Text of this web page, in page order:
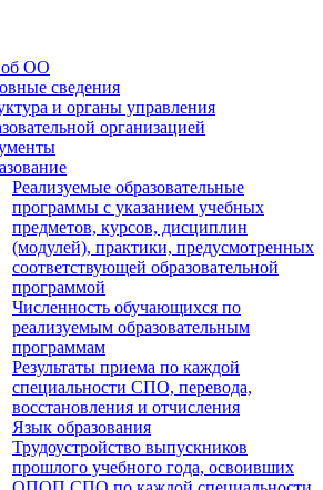
об ОО
сведения
и органы управления
организацией
Реализуемые образовательные
программы с указанием учебных
предметов, курсов, дисциплин
(модулей), практики, предусмотренных
соответствующей образовательной
программой
Численность обучающихся по
реализуемым образовательным
программам
Результаты приема по каждой
специальности СПО, перевода,
восстановления и отчисления
Язык образования
Трудоустройство выпускников
прошлого учебного года, освоивших